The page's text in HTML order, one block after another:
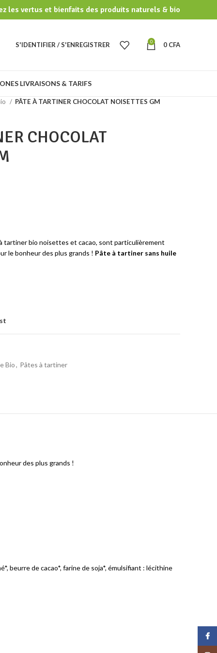
les vertus et bienfaits des produits naturels & bio
S'IDENTIFIER / S'ENREGISTRER 0 0 CFA
LIVRAISONS & TARIFS
PÂTE À TARTINER CHOCOLAT NOISETTES GM
CHOCOLAT
tartiner bio noisettes et cacao, sont particulièrement
le bonheur des plus grands ! Pâte à tartiner sans huile
Bio, Pâtes à tartiner
des plus grands !
beurre de cacao*, farine de soja*, émulsifiant : lécithine